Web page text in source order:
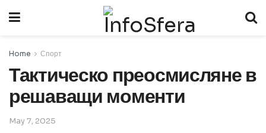
Home Спорт
Тактическо преосмисляне в
решаващи моменти
May 7, 2025